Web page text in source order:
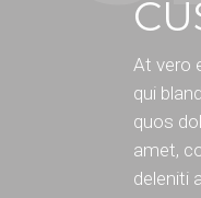
At vero
qui
quos
amet,
deleniti